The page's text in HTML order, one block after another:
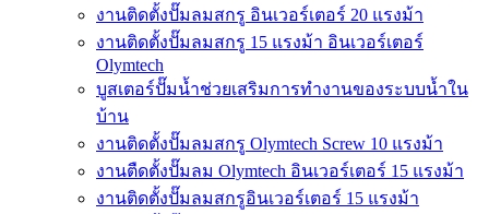
งานติดตั้งปั๊มลมสกรู อินเวอร์เตอร์ 20 แรงม้า
งานติดตั้งปั๊มลมสกรู 15 แรงม้า อินเวอร์เตอร์
Olymtech
บูสเตอร์ปั๊มน้ำช่วยเสริมการทำงานของระบบน้ำใน
บ้าน
งานติดตั้งปั๊มลมสกรู Olymtech Screw 10 แรงม้า
งานตืดตั้งปั๊มลม Olymtech อินเวอร์เตอร์ 15 แรงม้า
งานติดตั้งปั๊มลมสกรูอินเวอร์เตอร์ 15 แรงม้า